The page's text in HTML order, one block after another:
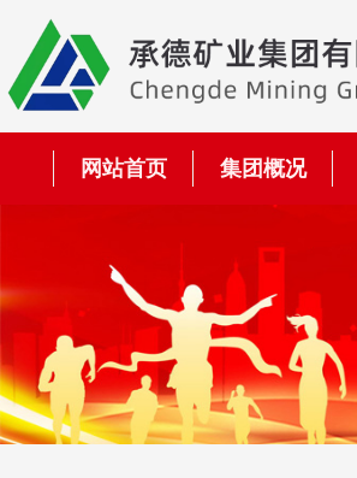
网站首页 集团概况